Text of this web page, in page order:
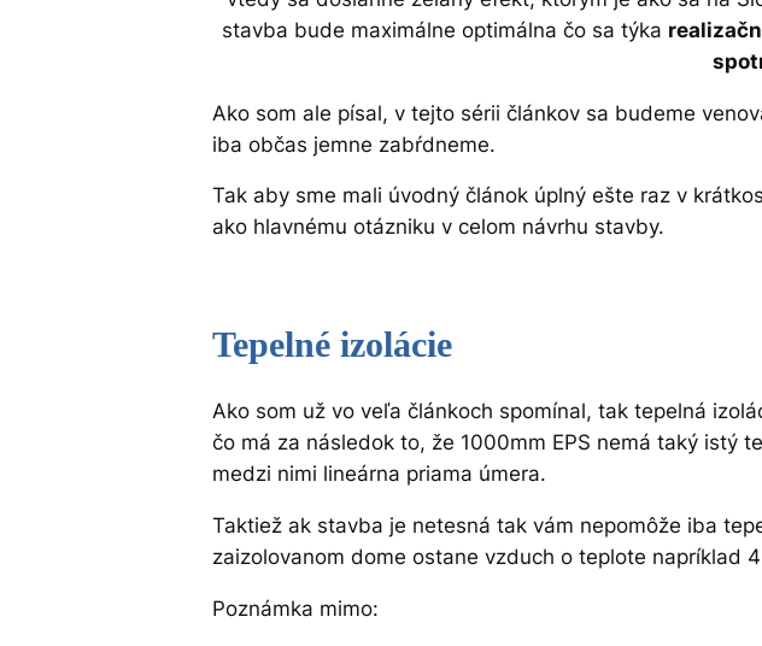
stavba bude maximálne optimálna čo sa týka
Ako som ale písal, v tejto sérii článkov sa budeme
iba občas jemne zabŕdneme.
Tak aby sme mali úvodný článok úplný ešte raz v
ako hlavnému otázniku v celom návrhu stavby.
Tepelné izolácie
Ako som už vo veľa článkoch spomínal, tak tepelná
čo má za následok to, že 1000mm EPS nemá taký istý
medzi nimi lineárna priama úmera.
Taktiež ak stavba je netesná tak vám nepomôže iba
zaizolovanom dome ostane vzduch o teplote napríklad
Poznámka mimo: